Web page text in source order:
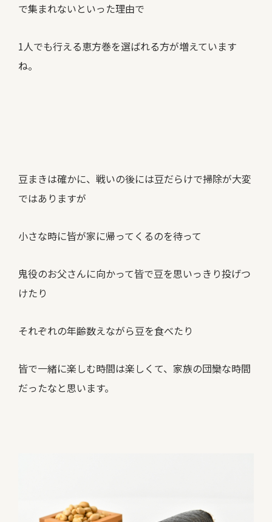
で集まれないといった理由で
1人でも行える恵方巻を選ばれる方が増えています
ね。
豆まきは確かに、戦いの後には豆だらけで掃除が大変
ではありますが
小さな時に皆が家に帰ってくるのを待って
鬼役のお父さんに向かって皆で豆を思いっきり投げつ
けたり
それぞれの年齢数えながら豆を食べたり
皆で一緒に楽しむ時間は楽しくて、家族の団欒な時間
だったなと思います。